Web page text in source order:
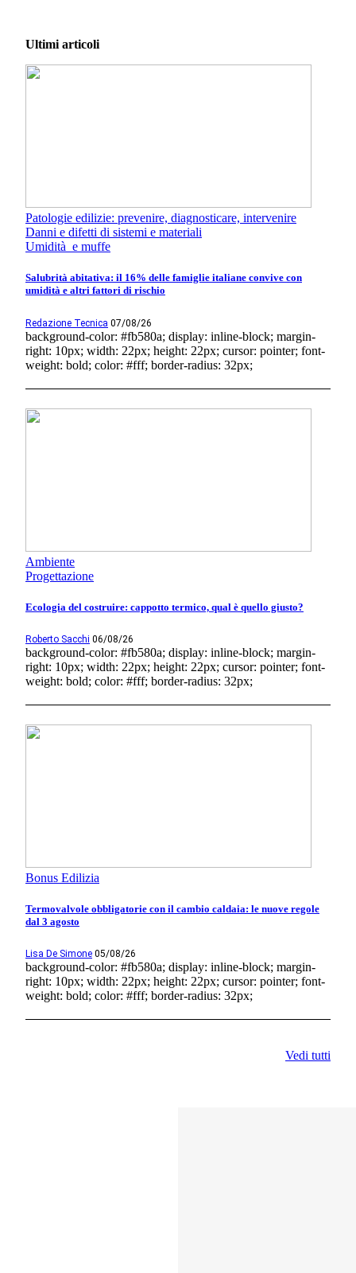
Ultimi articoli
Patologie edilizie: prevenire, diagnosticare, intervenire
Danni e difetti di sistemi e materiali
Umidità e muffe
Salubrità abitativa: il 16% delle famiglie italiane convive con
umidità e altri fattori di rischio
Redazione Tecnica 07/08/26
background-color: #fb580a; display: inline-block; margin-
right: 10px; width: 22px; height: 22px; cursor: pointer; font-
weight: bold; color: #fff; border-radius: 32px;
Ambiente
Progettazione
Ecologia del costruire: cappotto termico, qual è quello giusto?
Roberto Sacchi 06/08/26
background-color: #fb580a; display: inline-block; margin-
right: 10px; width: 22px; height: 22px; cursor: pointer; font-
weight: bold; color: #fff; border-radius: 32px;
Bonus Edilizia
Termovalvole obbligatorie con il cambio caldaia: le nuove regole
dal 3 agosto
Lisa De Simone 05/08/26
background-color: #fb580a; display: inline-block; margin-
right: 10px; width: 22px; height: 22px; cursor: pointer; font-
weight: bold; color: #fff; border-radius: 32px;
Vedi tutti